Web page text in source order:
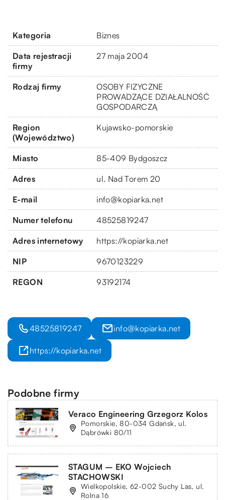
Kategoria Biznes
Data rejestracji
firmy
27 maja 2004
Rodzaj firmy
OSOBY FIZYCZNE
PROWADZĄCE DZIAŁALNOŚĆ
GOSPODARCZĄ
Region
(Województwo)
Kujawsko-pomorskie
Miasto 85-409 Bydgoszcz
Adres ul. Nad Torem 20
E-mail info@kopiarka.net
Numer telefonu 48525819247
Adres internetowy https://kopiarka.net
NIP 9670123229
REGON 93192174
48525819247 info@kopiarka.net
https://kopiarka.net
Podobne firmy
Veraco Engineering Grzegorz Kolos
Pomorskie, 80-034 Gdańsk, ul.
Dąbrówki 80/11
STAGUM – EKO Wojciech
STACHOWSKI
Wielkopolskie, 62-002 Suchy Las, ul.
Rolna 16